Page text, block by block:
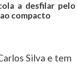
a desfilar pelo
compacto
Silva e tem